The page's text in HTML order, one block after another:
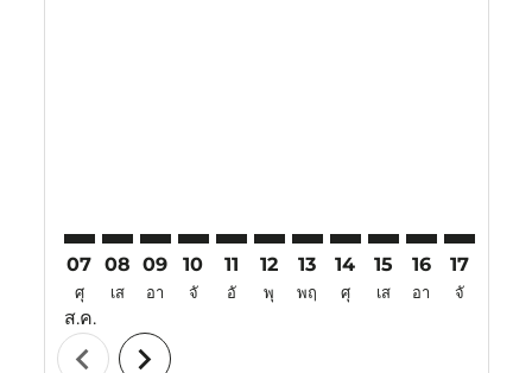
07
ศุ
ส.ค.
08
เส
09
อา
10
จั
11
อั
12
พุ
13
พฤ
14
ศุ
15
เส
16
อา
17
จั
chevron_left chevron_right